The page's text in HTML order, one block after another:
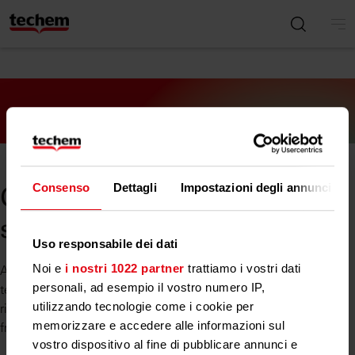
Consenso Dettagli Impostazioni degli annunci
Uso responsabile dei dati
Noi e i nostri 1022 partner trattiamo i vostri dati
personali, ad esempio il vostro numero IP,
utilizzando tecnologie come i cookie per
memorizzare e accedere alle informazioni sul
vostro dispositivo al fine di pubblicare annunci e
Oh no! Qualcosa è andato
storto.
A causa di problemi tecnici, la pagina che stai cercando non è
temporaneamente disponibile. Stiamo già lavorando per
risolvere il problema, ti preghiamo di riprovare più tardi. Nel
frattempo, consulta la nostra home page o il Portale Clienti.